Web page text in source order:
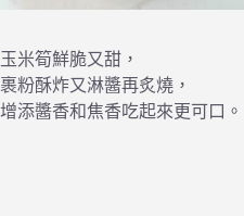
玉米筍鮮脆又甜，
裹粉酥炸又淋醬再炙燒，
增添醬香和焦香吃起來更可口。